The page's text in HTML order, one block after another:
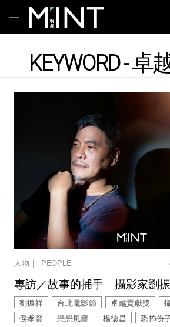
KEYWORD - 卓
人物 ｜ PEOPLE
專訪／故事的捕手 攝影家劉
劉振祥 台北電影節 卓越貢獻獎
侯孝賢
戀戀風塵 楊德昌
恐怖份